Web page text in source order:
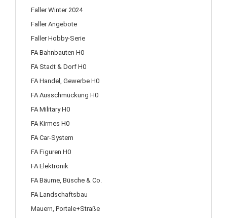
Faller Winter 2024
Faller Angebote
Faller Hobby-Serie
FA Bahnbauten H0
FA Stadt & Dorf H0
FA Handel, Gewerbe H0
FA Ausschmückung H0
FA Military H0
FA Kirmes H0
FA Car-System
FA Figuren H0
FA Elektronik
FA Bäume, Büsche & Co.
FA Landschaftsbau
Mauern, Portale+Straße